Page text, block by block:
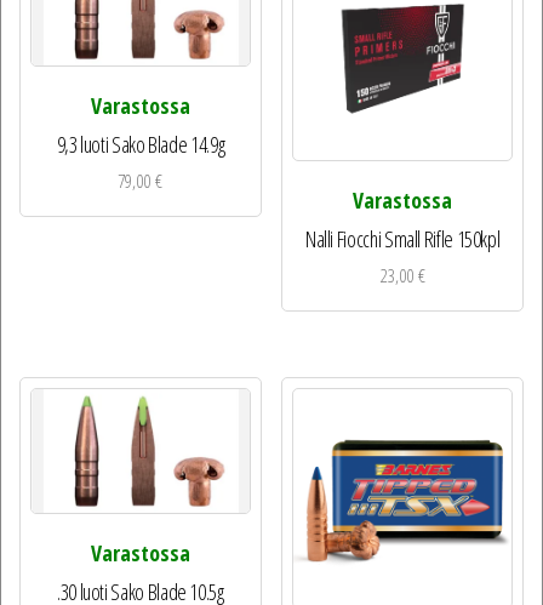
Varastossa
9,3 luoti Sako Blade 14.9g
79,00€
Varastossa
Nalli Fiocchi Small Rifle 150kpl
23,00€
Varastossa
.30 luoti Sako Blade 10.5g